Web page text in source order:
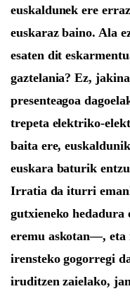
euskaldunek ere
euskaraz baino.Ala
esaten dit
gaztelania?Ez,
presenteagoa
trepeta elektriko-
baita ere,
euskara baturik
Irratia da iturri
gutxieneko
eremu askotan—, eta
irensteko gogorregi
iruditzen zaielako,